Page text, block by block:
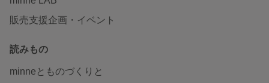
販売支援企画・イベント
読みもの
minneとものづくりと